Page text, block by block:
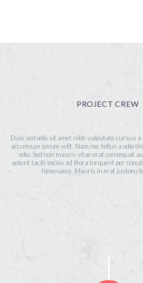
PROJECT CREW
Duis sed odio sit amet nibh vulputate cursus
accumsan ipsum velit. Nam nec tellus a odio
odio. Sed non mauris vitae erat consequat
aptent taciti socios ad litora torquent per
himenaeos. Mauris in erat justoeu